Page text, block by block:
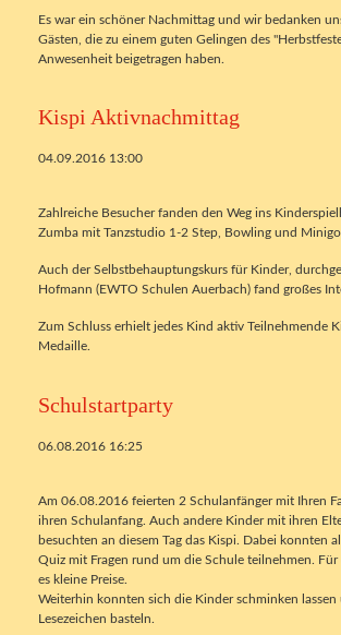
Es war ein schöner Nachmittag und wir bedanken
Gästen, die zu einem guten Gelingen des
Anwesenheit beigetragen haben.
Kispi Aktivnachmittag
04.09.2016 13:00
Zahlreiche Besucher fanden den Weg ins
Zumba mit Tanzstudio 1-2 Step, Bowling und
Auch der Selbstbehauptungskurs für Kinder,
Hofmann (EWTO Schulen Auerbach) fand großes
Zum Schluss erhielt jedes Kind aktiv Teilnehmende
Medaille.
Schulstartparty
06.08.2016 16:25
Am 06.08.2016 feierten 2 Schulanfänger mit Ihren
ihren Schulanfang. Auch andere Kinder mit ihren
besuchten an diesem Tag das Kispi. Dabei konnten
Quiz mit Fragen rund um die Schule teilnehmen. Für
es kleine Preise.
Weiterhin konnten sich die Kinder schminken
Lesezeichen basteln.